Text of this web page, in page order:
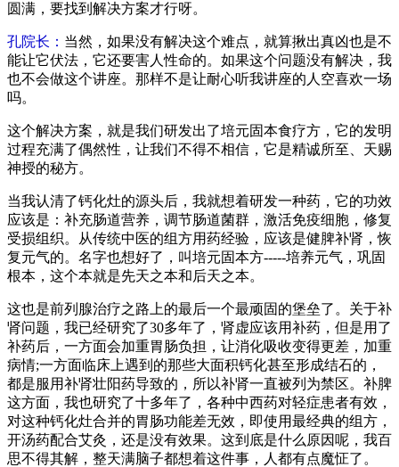
圆满，要找到解决方案才行呀。
孔院长： 当然，如果没有解决这个难点，就算揪出真凶也是不
能让它伏法，它还要害人性命的。如果这个问题没有解决，我
也不会做这个讲座。那样不是让耐心听我讲座的人空喜欢一场
吗。
这个解决方案，就是我们研发出了培元固本食疗方，它的发明
过程充满了偶然性，让我们不得不相信，它是精诚所至、天赐
神授的秘方。
当我认清了钙化灶的源头后，我就想着研发一种药，它的功效
应该是：补充肠道营养，调节肠道菌群，激活免疫细胞，修复
受损组织。从传统中医的组方用药经验，应该是健脾补肾，恢
复元气的。名字也想好了，叫培元固本方-----培养元气，巩固
根本，这个本就是先天之本和后天之本。
这也是前列腺治疗之路上的最后一个最顽固的堡垒了。关于补
肾问题，我已经研究了30多年了，肾虚应该用补药，但是用了
补药后，一方面会加重胃肠负担，让消化吸收变得更差，加重
病情;一方面临床上遇到的那些大面积钙化甚至形成结石的，
都是服用补肾壮阳药导致的，所以补肾一直被列为禁区。补脾
这方面，我也研究了十多年了，各种中西药对轻症患者有效，
对这种钙化灶合并的胃肠功能差无效，即使用最经典的组方，
开汤药配合艾灸，还是没有效果。这到底是什么原因呢，我百
思不得其解，整天满脑子都想着这件事，人都有点魔怔了。